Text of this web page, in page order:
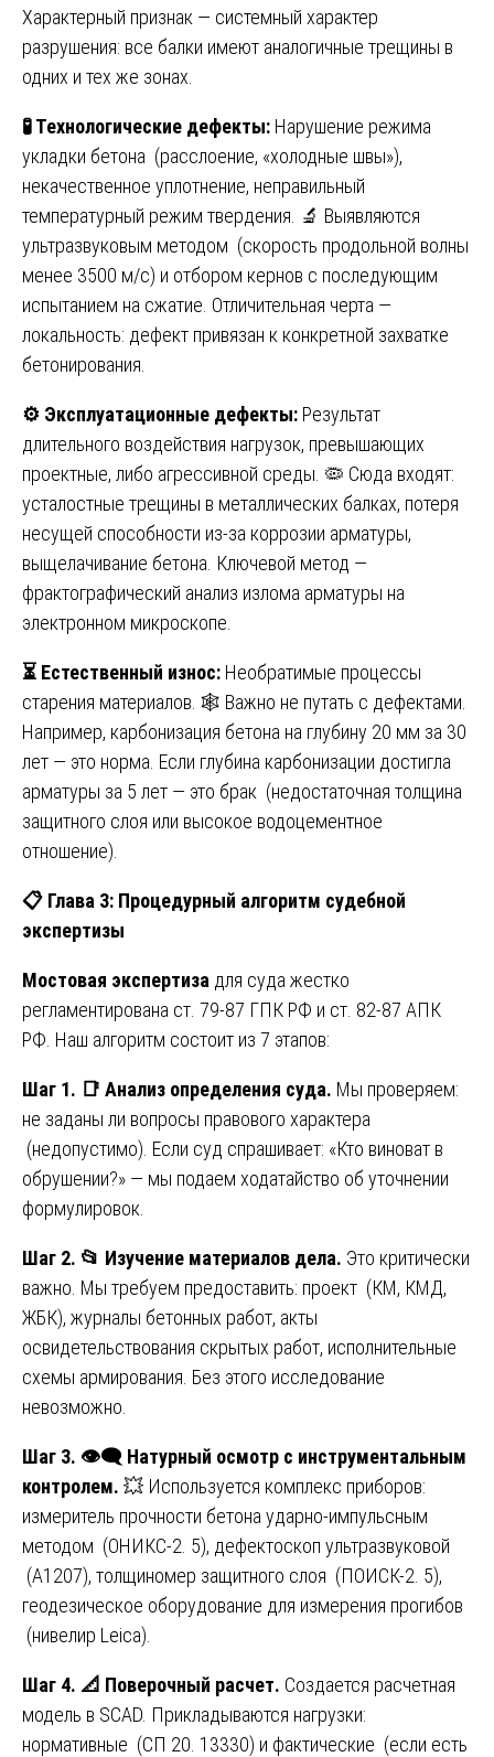
Характерный признак — системный характер
разрушения: все балки имеют аналогичные трещины в
одних и тех же зонах.
🧪Технологические дефекты: Нарушение режима
укладки бетона (расслоение, «холодные швы»),
некачественное уплотнение, неправильный
температурный режим твердения. 🔬 Выявляются
ультразвуковым методом (скорость продольной волны
менее 3500 м/с) и отбором кернов с последующим
испытанием на сжатие. Отличительная черта —
локальность: дефект привязан к конкретной захватке
бетонирования.
⚙️ Эксплуатационные дефекты: Результат
длительного воздействия нагрузок, превышающих
проектные, либо агрессивной среды. 🦠 Сюда входят:
усталостные трещины в металлических балках, потеря
несущей способности из-за коррозии арматуры,
выщелачивание бетона. Ключевой метод —
фрактографический анализ излома арматуры на
электронном микроскопе.
⏳ Естественный износ: Необратимые процессы
старения материалов. 🕸️ Важно не путать с дефектами.
Например, карбонизация бетона на глубину 20 мм за 30
лет — это норма. Если глубина карбонизации достигла
арматуры за 5 лет — это брак (недостаточная толщина
защитного слоя или высокое водоцементное
отношение).
📋 Глава 3: Процедурный алгоритм судебной
экспертизы
Мостовая экспертиза для суда жестко
регламентирована ст. 79-87 ГПК РФ и ст. 82-87 АПК
РФ. Наш алгоритм состоит из 7 этапов:
Шаг 1. 📑 Анализ определения суда. Мы проверяем:
не заданы ли вопросы правового характера
(недопустимо). Если суд спрашивает: «Кто виноват в
обрушении?» — мы подаем ходатайство об уточнении
формулировок.
Шаг 2. 📂 Изучение материалов дела. Это критически
важно. Мы требуем предоставить: проект (КМ, КМД,
ЖБК), журналы бетонных работ, акты
освидетельствования скрытых работ, исполнительные
схемы армирования. Без этого исследование
невозможно.
Шаг 3. 👁 ️ Натурный осмотр с инструментальным
контролем. 💥 Используется комплекс приборов:
измеритель прочности бетона ударно-импульсным
методом (ОНИКС-2. 5), дефектоскоп ультразвуковой
(А1207), толщиномер защитного слоя (ПОИСК-2. 5),
геодезическое оборудование для измерения прогибов
(нивелир Leica).
Шаг 4. 📐 Поверочный расчет. Создается расчетная
модель в SCAD. Прикладываются нагрузки:
нормативные (СП 20. 13330) и фактические (если есть